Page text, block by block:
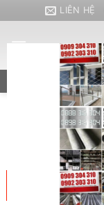
qua
nội
LIÊN HỆ
LƯU